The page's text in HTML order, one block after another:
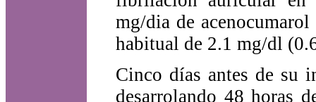
mg/dia de
habitual de 2.1 mg/dl
Cinco días antes de su
desarrolando 48 horas